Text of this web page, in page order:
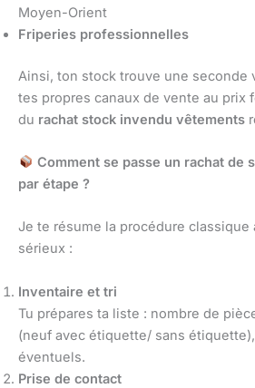
Moyen-Orient
Friperies professionnelles
Ainsi, ton stock trouve une seconde
tes propres canaux de vente au prix
du rachat stock invendu vêtements
Comment se passe un rachat de
par étape ?
Je te résume la procédure classique
sérieux :
Inventaire et tri
Tu prépares ta liste : nombre de
(neuf avec étiquette/ sans
éventuels.
Prise de contact